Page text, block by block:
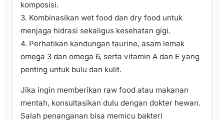
komposisi.
3. Kombinasikan wet food dan dry food untuk
menjaga hidrasi sekaligus kesehatan gigi.
4. Perhatikan kandungan taurine, asam lemak
omega 3 dan omega 6, serta vitamin A dan E yang
penting untuk bulu dan kulit.
Jika ingin memberikan raw food atau makanan
mentah, konsultasikan dulu dengan dokter hewan.
Salah penanganan bisa memicu bakteri